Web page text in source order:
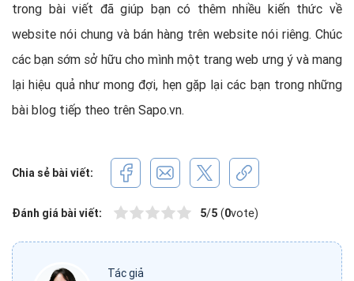
trong bài viết đã giúp bạn có thêm nhiều kiến thức về
website nói chung và bán hàng trên website nói riêng. Chúc
các bạn sớm sở hữu cho mình một trang web ưng ý và mang
lại hiệu quả như mong đợi, hẹn gặp lại các bạn trong những
bài blog tiếp theo trên Sapo.vn.
Chia sẻ bài viết:
Đánh giá bài viết: 5/5 (0vote)
Tác giả